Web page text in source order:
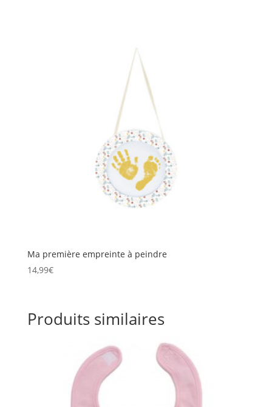
Ma première empreinte à peindre
14,99€
Produits similaires